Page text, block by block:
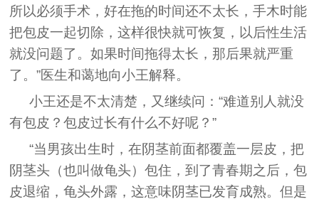
所以必须手术，好在拖的时间还不太长，手木时能
把包皮一起切除，这样很快就可恢复，以后性生活
就没问题了。如果时间拖得太长，那后果就严重
了。”医生和蔼地向小王解释。
小王还是不太清楚，又继续问：“难道别人就没
有包皮？包皮过长有什么不好呢？”
“当男孩出生时，在阴茎前面都覆盖一层皮，把
阴茎头（也叫做龟头）包住，到了青春期之后，包
皮退缩，龟头外露，这意味阴茎已发育成熟。但是